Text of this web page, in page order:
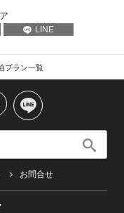
LINE
プラン一覧
お問合せ